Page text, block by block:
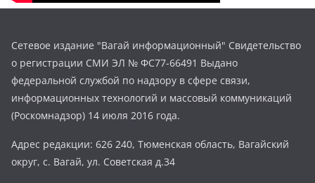
Сетевое издание "Вагай информационный" Свидетельство
о регистрации СМИ ЭЛ № ФС77-66491 Выдано
федеральной службой по надзору в сфере связи,
информационных технологий и массовый коммуникаций
(Роскомнадзор) 14 июля 2016 года.
Адрес редакции: 626 240, Тюменская область, Вагайский
округ, с. Вагай, ул. Советская д.34